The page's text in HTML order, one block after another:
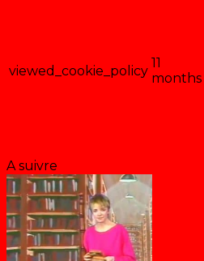
viewed_cookie_policy
11
months
A suivre